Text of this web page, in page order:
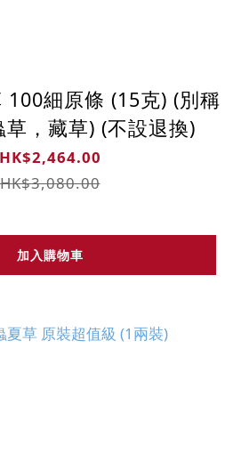
100細原條 (15克) (別稱
，藏草) (不設退換)
HK$2,464.00
HK$3,080.00
加入購物車